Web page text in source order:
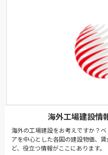
海外工場建設情
海外の工場建設をお考えですか？
アを中心とした各国の建設物価、
ど、役立つ情報がここにあります。